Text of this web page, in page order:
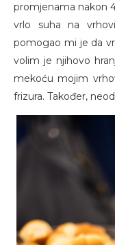
promjenama nakon
vrlo suha na
pomogao mi je da
volim je njihovo
mekoću mojim
frizura. Također,